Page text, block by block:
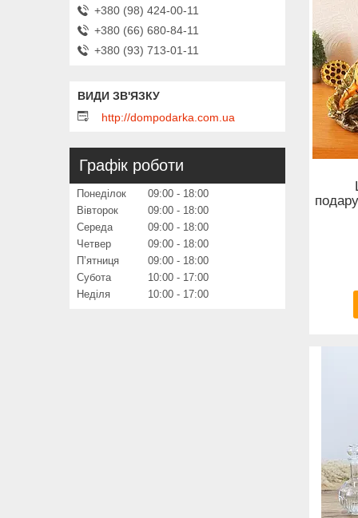
+380 (98) 424-00-11
+380 (66) 680-84-11
+380 (93) 713-01-11
http://dompodarka.com.ua
Графік роботи
Понеділок 09:00
18:00
Вівторок
09:00
18:00
Середа
09:00
18:00
Четвер
09:00
18:00
Пʼятниця
09:00
18:00
Субота
10:00
17:00
Неділя
10:00 17:00